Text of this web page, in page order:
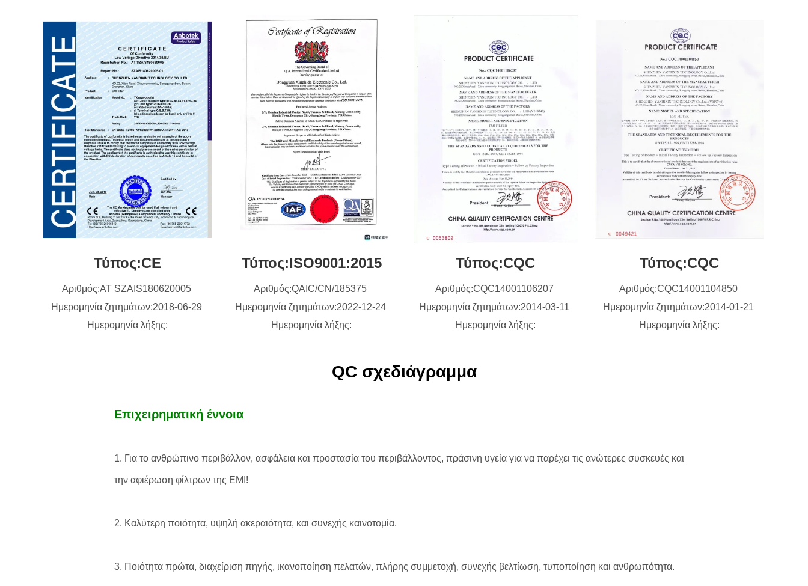
Τύπος:CE
Αριθμός:AT SZAIS180620005
Ημερομηνία ζητημάτων:2018-06-29
Ημερομηνία λήξης:
Τύπος:ISO9001:2015
Αριθμός:QAIC/CN/185375
Ημερομηνία ζητημάτων:2022-12-24
Ημερομηνία λήξης:
Τύπος:CQC
Αριθμός:CQC14001106207
Ημερομηνία ζητημάτων:2014-03-11
Ημερομηνία λήξης:
Τύπος:CQC
Αριθμός:CQC14001104850
Ημερομηνία ζητημάτων:2014-01-21
Ημερομηνία λήξης:
QC σχεδιάγραμμα
Επιχειρηματική έννοια
1. Για το ανθρώπινο περιβάλλον, ασφάλεια και προστασία του περιβάλλοντος, πράσινη υγεία για να παρέχει τις ανώτερες συσκευές και
την αφιέρωση φίλτρων της EMI!
2. Καλύτερη ποιότητα, υψηλή ακεραιότητα, και συνεχής καινοτομία.
3. Ποιότητα πρώτα, διαχείριση πηγής, ικανοποίηση πελατών, πλήρης συμμετοχή, συνεχής βελτίωση, τυποποίηση και ανθρωπότητα.